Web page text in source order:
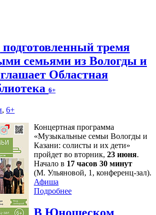
тремя
семьями из Вологды и
Областная
6+
, 6+
Концертная программа
«Музыкальные семьи Вологды и
Казани: солисты и их дети»
пройдет во вторник, 23 июня.
Начало в 17 часов 30 минут
(М. Ульяновой, 1, конференц-зал).
Афиша
Подробнее
В Юношеском